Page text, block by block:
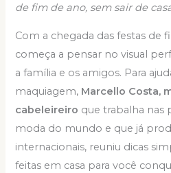
de fim de ano, sem sair de
Com a chegada das festas de
começa a pensar no visual
a família e os amigos. Para
maquiagem, Marcello Costa,
cabeleireiro que trabalha nas
moda do mundo e que já
internacionais, reuniu dicas
feitas em casa para você